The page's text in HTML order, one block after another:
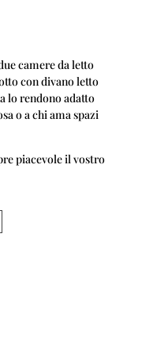
camere da letto
con divano letto
lo rendono adatto
o a chi ama spazi
piacevole il vostro